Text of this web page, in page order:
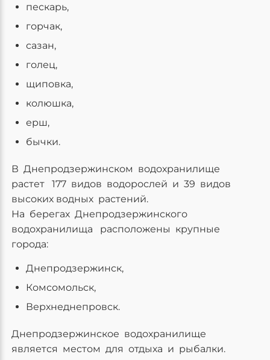
пескарь,
горчак,
сазан,
голец,
щиповка,
колюшка,
ерш,
бычки.
В Днепродзержинском водохранилище
растет 177 видов водорослей и 39 видов
высоких водных растений.
На берегах Днепродзержинского
водохранилища расположены крупные
города:
Днепродзержинск,
Комсомольск,
Верхнеднепровск.
Днепродзержинское водохранилище
является местом для отдыха и рыбалки.